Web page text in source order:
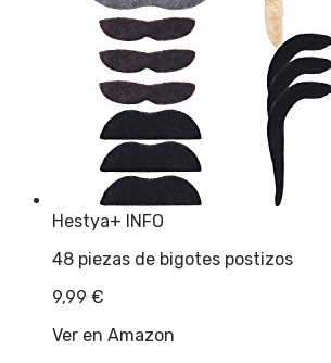
Hestya+ INFO
48 piezas de bigotes postizos
9,99 €
Ver en Amazon